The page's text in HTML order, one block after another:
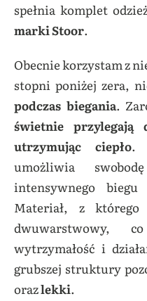
spełnia komplet
marki Stoor.
Obecnie korzystam z
stopni poniżej zera,
podczas biegania.
świetnie przylegają
utrzymując ciepło.
umożliwia
intensywnego biegu
Materiał, z
dwuwarstwowy,
wytrzymałość i
grubszej struktury
orazlekki.